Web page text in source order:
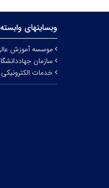
وبسایتهای
موسسه آموزش
سازمان
خدمات